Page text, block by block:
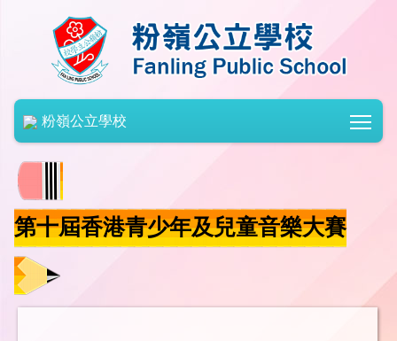
粉嶺公立學校
第十屆香港青少年及兒童音樂大賽